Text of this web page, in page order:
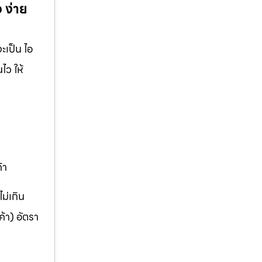
ง่าย
ป็น ไอ
ว ให้
เกิน
) อัตรา